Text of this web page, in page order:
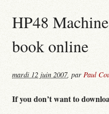
HP48
book online
mardi 12 juin 2007, par Paul
If you don’t want to